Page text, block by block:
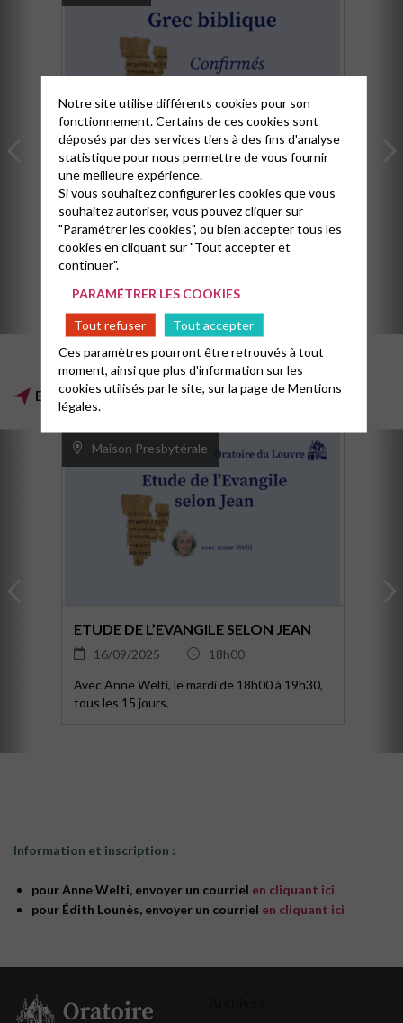
GREC BIBLIQUE – CONFIRMÉS
(VISIOCONFÉRENCE)
01/10/2025 18h00
Avec Edith Lounès, le premier mercredi ou
vendredi de chaque mois de 18h à 20h, par
Etude de l'Evangile selon Jean
Maison Presbytérale
ETUDE DE L’EVANGILE SELON JEAN
16/09/2025 18h00
Avec Anne Welti, le mardi de 18h00 à 19h30,
tous les 15 jours.
Information et inscription :
pour Anne Welti, envoyer un courriel en cliquant ici
pour Édith Lounès, envoyer un courriel en cliquant ici
Notre site utilise différents cookies pour son
fonctionnement. Certains de ces cookies sont
déposés par des services tiers à des fins d'analyse
statistique pour nous permettre de vous fournir
une meilleure expérience.
Si vous souhaitez configurer les cookies que vous
souhaitez autoriser, vous pouvez cliquer sur
"Paramétrer les cookies", ou bien accepter tous les
cookies en cliquant sur "Tout accepter et
continuer".
PARAMÉTRER LES COOKIES
Tout refuser
Tout accepter
Ces paramètres pourront être retrouvés à tout
moment, ainsi que plus d'information sur les
cookies utilisés par le site, sur la page deMentions
légales.